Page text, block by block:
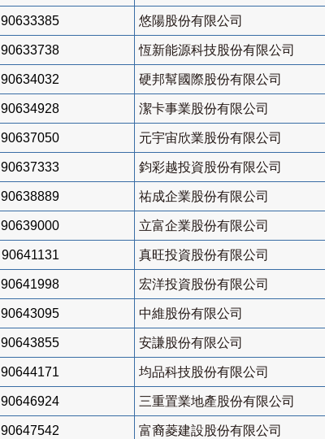
90633385 悠陽股份有限公司
90633738 恆新能源科技股份有限公司
90634032 硬邦幫國際股份有限公司
90634928 潔卡事業股份有限公司
90637050 元宇宙欣業股份有限公司
90637333 鈞彩越投資股份有限公司
90638889 祐成企業股份有限公司
90639000 立富企業股份有限公司
90641131 真旺投資股份有限公司
90641998 宏洋投資股份有限公司
90643095 中維股份有限公司
90643855 安謙股份有限公司
90644171 均品科技股份有限公司
90646924 三重置業地產股份有限公司
90647542 富裔菱建設股份有限公司